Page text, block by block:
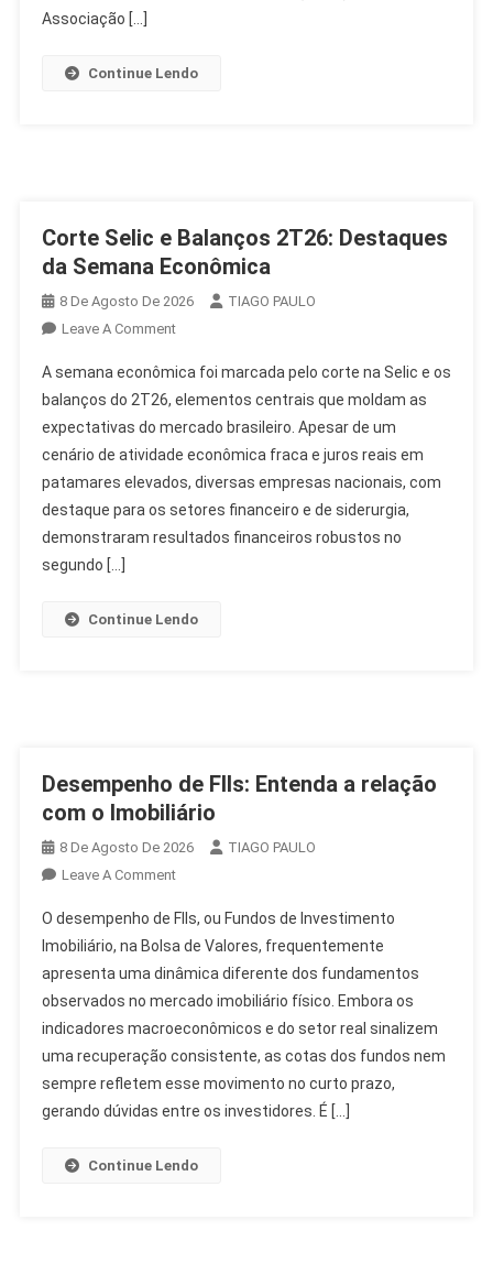
Associação […]
Continue Lendo
Corte Selic e Balanços 2T26: Destaques
da Semana Econômica
8 De Agosto De 2026
TIAGO PAULO
Leave A CommentOn
Selic
E
Balanços
2T26:
Destaques
Da
Semana
A semana econômica foi marcada pelo corte na Selic e os
balanços do 2T26, elementos centrais que moldam as
expectativas do mercado brasileiro. Apesar de um
cenário de atividade econômica fraca e juros reais em
patamares elevados, diversas empresas nacionais, com
destaque para os setores financeiro e de siderurgia,
demonstraram resultados financeiros robustos no
segundo […]
Continue Lendo
Desempenho de FIIs: Entenda a relação
com o Imobiliário
8 De Agosto De 2026
TIAGO PAULO
Leave A CommentOn
De
FIIs:
Entenda
A
Relação
Com
Imobiliário
O desempenho de FIIs, ou Fundos de Investimento
Imobiliário, na Bolsa de Valores, frequentemente
apresenta uma dinâmica diferente dos fundamentos
observados no mercado imobiliário físico. Embora os
indicadores macroeconômicos e do setor real sinalizem
uma recuperação consistente, as cotas dos fundos nem
sempre refletem esse movimento no curto prazo,
gerando dúvidas entre os investidores. É […]
Continue Lendo